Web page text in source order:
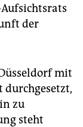
Aufsichtsrats
der
mit
durchgesetzt,
zu
steht